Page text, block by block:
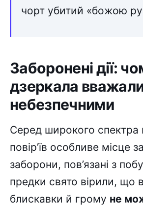
чорт убитий «божою
Заборонені дії:
дзеркала
небезпечними
Серед широкого спектра
повір’їв особливе місце
заборони, пов’язані з
предки свято вірили, що
блискавки й грому не